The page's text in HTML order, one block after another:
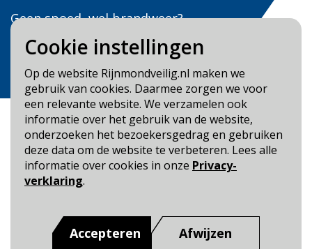
Cookie instellingen
Op de website Rijnmondveilig.nl maken we
gebruik van cookies. Daarmee zorgen we voor
een relevante website. We verzamelen ook
informatie over het gebruik van de website,
onderzoeken het bezoekersgedrag en gebruiken
deze data om de website te verbeteren. Lees alle
informatie over cookies in onze Privacy-
verklaring.
Accepteren Afwijzen
Geen spoed, wel brandweer?
Bel
Veilig Leven?
Bel 0900-8387
Blijf op de hoogte
Toegankelijkheid